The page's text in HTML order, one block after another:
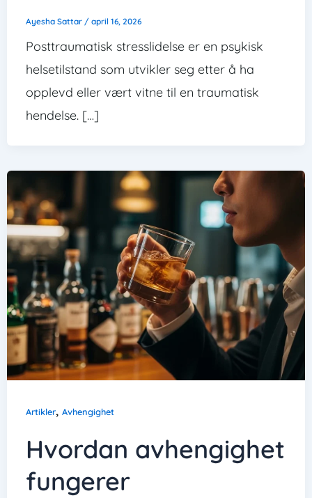
Ayesha Sattar / april 16, 2026
Posttraumatisk stresslidelse er en psykisk
helsetilstand som utvikler seg etter å ha
opplevd eller vært vitne til en traumatisk
hendelse. […]
Artikler, Avhengighet
Hvordan avhengighet
fungerer